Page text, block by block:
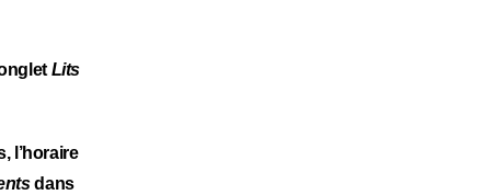
Lits
l’horaire
dans